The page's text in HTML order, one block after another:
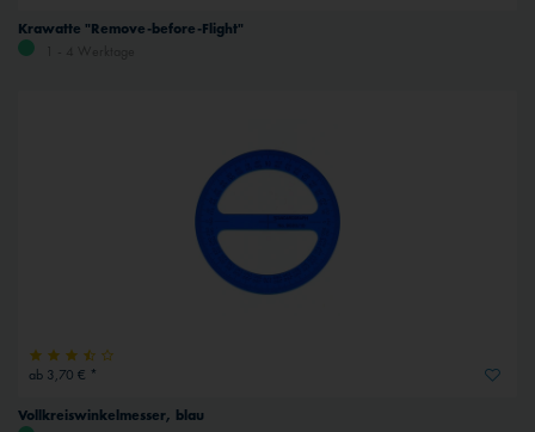
Krawatte "Remove-before-Flight"
ab 3,70 € *
Vollkreiswinkelmesser, blau